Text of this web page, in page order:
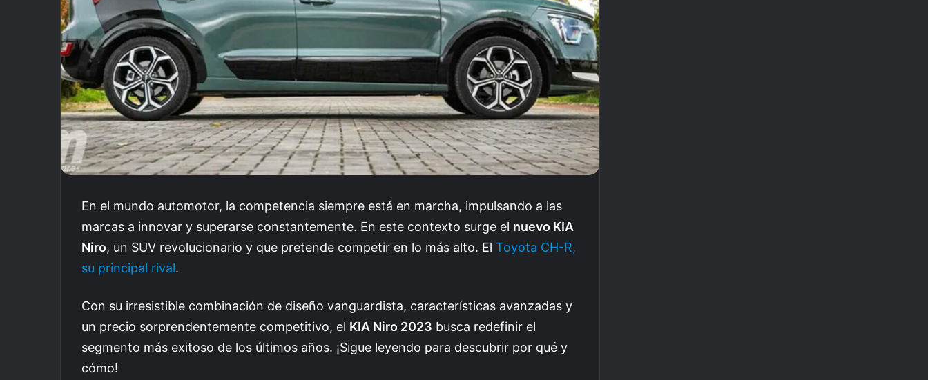
En el mundo automotor, la competencia siempre está en marcha, impulsando a las
marcas a innovar y superarse constantemente. En este contexto surge el nuevo KIA
Niro, un SUV revolucionario y que pretende competir en lo más alto. El Toyota CH-R,
su principal rival.
Con su irresistible combinación de diseño vanguardista, características avanzadas y
un precio sorprendentemente competitivo, el KIA Niro 2023 busca redefinir el
segmento más exitoso de los últimos años. ¡Sigue leyendo para descubrir por qué y
cómo!